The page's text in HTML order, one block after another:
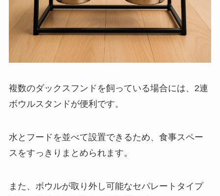
複数のダックスフンドを飼っている場合には、2連
ボウルスタンドが便利です。
水とフードを並べて設置できるため、食事スペー
スをすっきりまとめられます。
また、ボウルが取り外し可能なセパレートタイプ